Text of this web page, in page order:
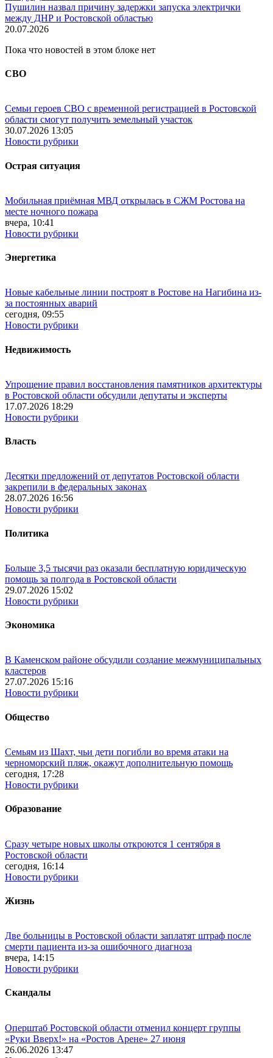
Пушилин назвал причину задержки запуска электрички
между ДНР и Ростовской областью
20.07.2026
Пока что новостей в этом блоке нет
СВО
Семьи героев СВО с временной регистрацией в Ростовской
области смогут получить земельный участок
30.07.2026 13:05
Новости рубрики
Острая ситуация
Мобильная приёмная МВД открылась в СЖМ Ростова на
месте ночного пожара
вчера, 10:41
Новости рубрики
Энергетика
Новые кабельные линии построят в Ростове на Нагибина из-
за постоянных аварий
сегодня, 09:55
Новости рубрики
Недвижимость
Упрощение правил восстановления памятников архитектуры
в Ростовской области обсудили депутаты и эксперты
17.07.2026 18:29
Новости рубрики
Власть
Десятки предложений от депутатов Ростовской области
закрепили в федеральных законах
28.07.2026 16:56
Новости рубрики
Политика
Больше 3,5 тысячи раз оказали бесплатную юридическую
помощь за полгода в Ростовской области
29.07.2026 15:02
Новости рубрики
Экономика
В Каменском районе обсудили создание межмуниципальных
кластеров
27.07.2026 15:16
Новости рубрики
Общество
Семьям из Шахт, чьи дети погибли во время атаки на
черноморский пляж, окажут дополнительную помощь
сегодня, 17:28
Новости рубрики
Образование
Сразу четыре новых школы откроются 1 сентября в
Ростовской области
сегодня, 16:14
Новости рубрики
Жизнь
Две больницы в Ростовской области заплатят штраф после
смерти пациента из-за ошибочного диагноза
вчера, 14:15
Новости рубрики
Скандалы
Оперштаб Ростовской области отменил концерт группы
«Руки Вверх!» на «Ростов Арене» 27 июня
26.06.2026 13:47